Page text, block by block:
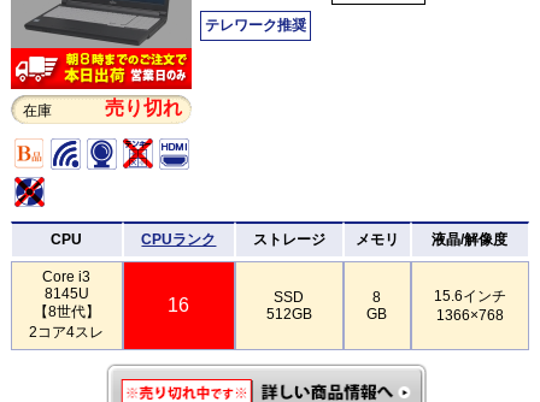
在庫 売り切れ
テレワーク推奨
CPU CPUランク ストレージ メモリ 液晶/解像度
Core i3
8145U
【8世代】
2コア4スレ
16
SSD
512GB
8
GB
15.6インチ
1366×768